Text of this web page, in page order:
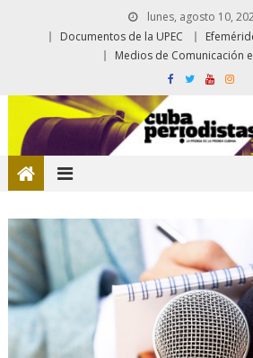
lunes, agosto 10,
Documentos de la UPEC
Medios de Comunicación